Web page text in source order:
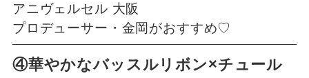
アニヴェルセル 大阪
プロデューサー・金岡がおすすめ♡
④華やかなバッスルリボン×チュール